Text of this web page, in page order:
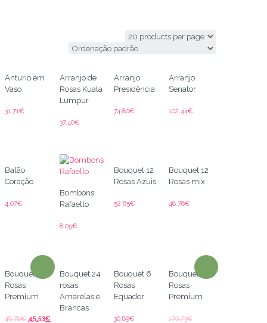
Anturio em
Vaso
31.71€
Arranjo de
Rosas Kuala
Lumpur
37.40€
Arranjo
Presidência
74.80€
Arranjo
Senator
102.44€
Balão
Coração
4.07€
Bombons
Rafaello
8.05€
Bouquet 12
Rosas Azuis
52.85€
Bouquet 12
Rosas mix
48.78€
Bouquet 12
Rosas
Premium
48.78€ 45.53€
Bouquet 24
rosas
Amarelas e
Brancas
Bouquet 6
Rosas
Equador
30.89€
Bouquet 60
Rosas
Premium
170.73€